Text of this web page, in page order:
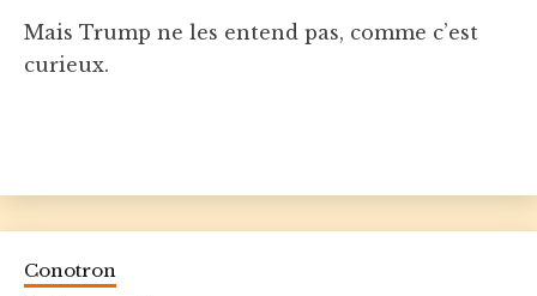
Mais Trump ne les entend pas, comme c’est
curieux.
Conotron